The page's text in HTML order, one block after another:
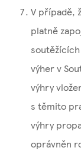
V případě,
platně
výher v
výhry
s těmito
výhry
oprávněn